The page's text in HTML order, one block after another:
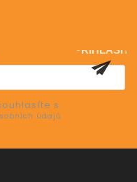
s
údajů
PŘIHLÁSIT